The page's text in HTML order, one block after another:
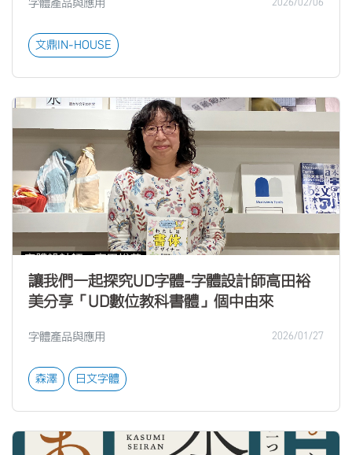
字體產品與應用
文鼎IN-HOUSE
讓我們一起探究UD字體-字體設計師高田裕
美分享「UD數位教科書體」個中由來
字體產品與應用 2026/01/27
森澤 日文字體